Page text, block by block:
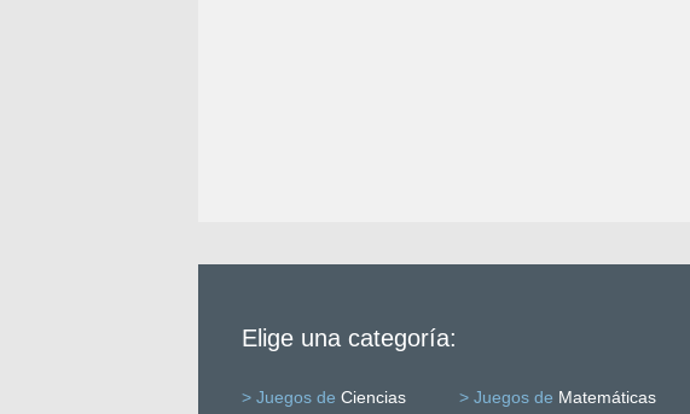
Elige una categoría:
> Juegos de Ciencias > Juegos de Matemáticas